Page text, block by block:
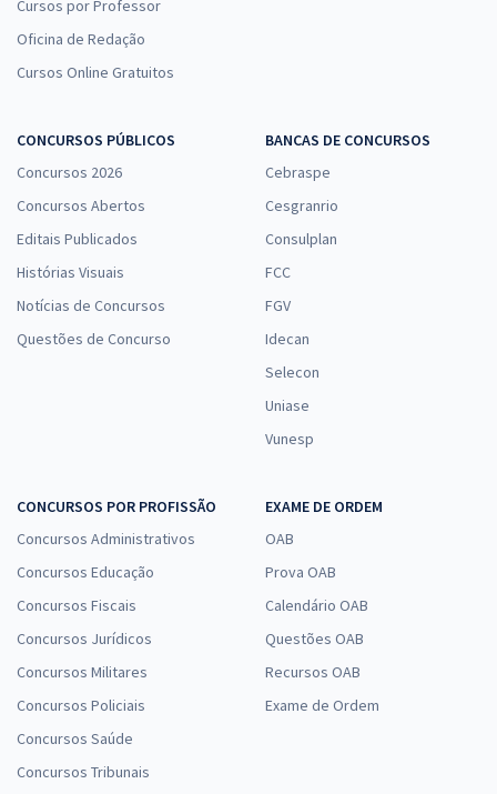
Cursos por Professor
Oficina de Redação
Cursos Online Gratuitos
CONCURSOS PÚBLICOS
Concursos 2026
Concursos Abertos
Editais Publicados
Histórias Visuais
Notícias de Concursos
Questões de Concurso
BANCAS DE CONCURSOS
Cebraspe
Cesgranrio
Consulplan
FCC
FGV
Idecan
Selecon
Uniase
Vunesp
CONCURSOS POR PROFISSÃO
Concursos Administrativos
Concursos Educação
Concursos Fiscais
Concursos Jurídicos
Concursos Militares
Concursos Policiais
Concursos Saúde
Concursos Tribunais
EXAME DE ORDEM
OAB
Prova OAB
Calendário OAB
Questões OAB
Recursos OAB
Exame de Ordem